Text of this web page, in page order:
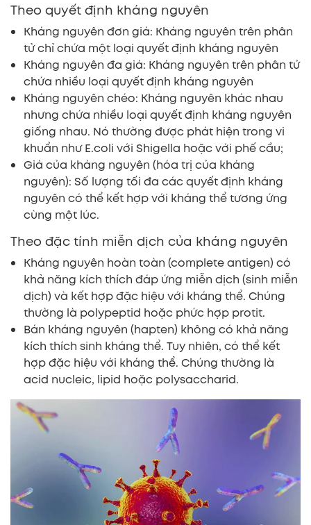
Theo quyết định kháng nguyên
Kháng nguyên đơn giá: Kháng nguyên trên phân
tử chỉ chứa một loại quyết định kháng nguyên
Kháng nguyên đa giá: Kháng nguyên trên phân tử
chứa nhiều loại quyết định kháng nguyên
Kháng nguyên chéo: Kháng nguyên khác nhau
nhưng chứa nhiều loại quyết định kháng nguyên
giống nhau. Nó thường được phát hiện trong vi
khuẩn như E.coli với Shigella hoặc với phế cầu;
Giá của kháng nguyên (hóa trị của kháng
nguyên): Số lượng tối đa các quyết định kháng
nguyên có thể kết hợp với kháng thể tương ứng
cùng một lúc.
Theo đặc tính miễn dịch của kháng nguyên
Kháng nguyên hoàn toàn (complete antigen) có
khả năng kích thích đáp ứng miễn dịch (sinh miễn
dịch) và kết hợp đặc hiệu với kháng thể. Chúng
thường là polypeptid hoặc phức hợp protit.
Bán kháng nguyên (hapten) không có khả năng
kích thích sinh kháng thể. Tuy nhiên, có thể kết
hợp đặc hiệu với kháng thể. Chúng thường là
acid nucleic, lipid hoặc polysaccharid.